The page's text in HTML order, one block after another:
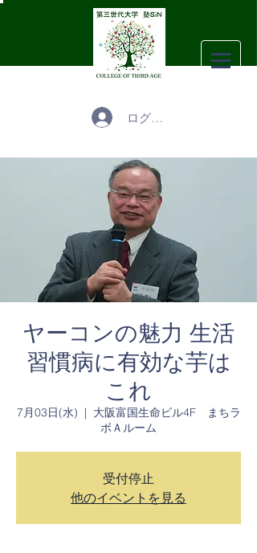
ログイン
ヤーコンの魅力 生活
習慣病に有効な芋は
これ
7月03日(水)
  |
大阪富国生命ビル4F まちラ
ボＡルーム
受付停止
他のイベントを見る